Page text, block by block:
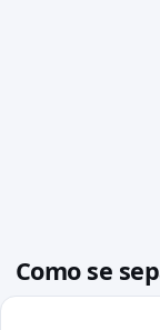
Como se